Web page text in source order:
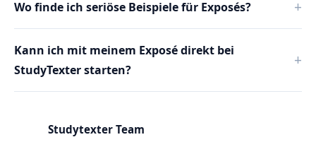
Wo finde ich seriöse Beispiele für Exposés?
Kann ich mit meinem Exposé direkt bei
StudyTexter starten?
Studytexter Team